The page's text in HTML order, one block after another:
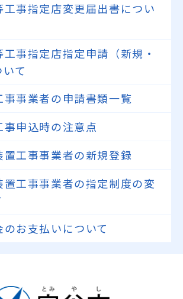
工事指定店変更届出書につい
事指定店指定申請（新規・
て
事事業者の申請書類一覧
事申込時の注意点
置工事事業者の新規登録
置工事事業者の指定制度の変
お支払いについて